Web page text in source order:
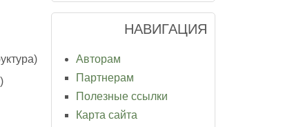
НАВИГАЦИЯ
Авторам
Партнерам
Полезные ссылки
Карта сайта